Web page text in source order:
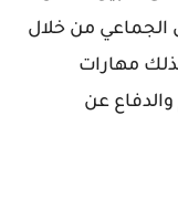
الجماعي من خلال
مهارات
عن